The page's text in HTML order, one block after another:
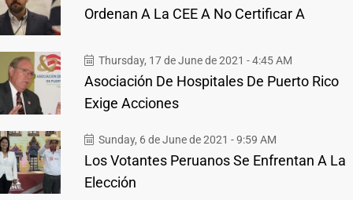
Ordenan A La CEE A No Certificar A
Thursday, 17 de June de 2021 - 4:45 AM
Asociación De Hospitales De Puerto Rico
Exige Acciones
Sunday, 6 de June de 2021 - 9:59 AM
Los Votantes Peruanos Se Enfrentan A La
Elección